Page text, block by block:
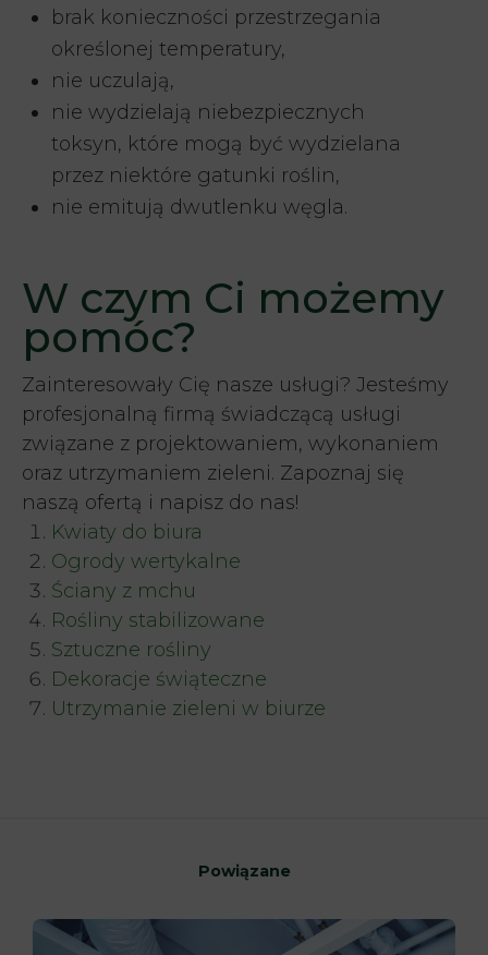
brak konieczności przestrzegania
określonej temperatury,
nie uczulają,
nie wydzielają niebezpiecznych
toksyn, które mogą być wydzielana
przez niektóre gatunki roślin,
nie emitują dwutlenku węgla.
W czym Ci możemy
pomóc?
Zainteresowały Cię nasze usługi? Jesteśmy
profesjonalną firmą świadczącą usługi
związane z projektowaniem, wykonaniem
oraz utrzymaniem zieleni. Zapoznaj się
naszą ofertą i napisz do nas!
Kwiaty do biura
Ogrody wertykalne
Ściany z mchu
Rośliny stabilizowane
Sztuczne rośliny
Dekoracje świąteczne
Utrzymanie zieleni w biurze
Powiązane